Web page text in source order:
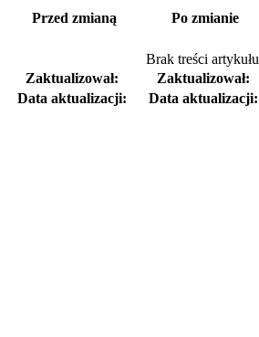
Przed zmianą Po zmianie
Zaktualizował:
Data aktualizacji:
Brak treści artykułu
Zaktualizował:
Data aktualizacji: